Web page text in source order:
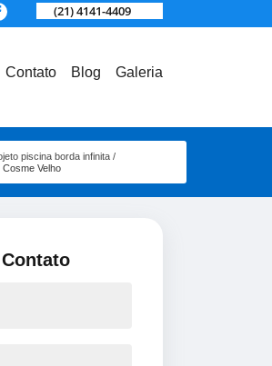
(21) 4141-4409
Contato Blog Galeria
piscina borda infinita
Velho